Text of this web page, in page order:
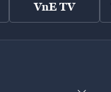
VnE TV